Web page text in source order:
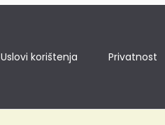
Uslovi korištenja Privatnost